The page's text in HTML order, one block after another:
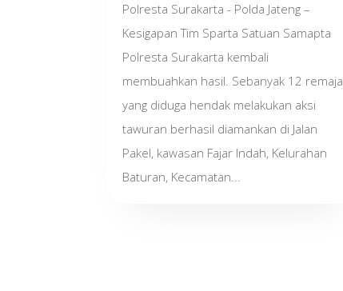
Polresta Surakarta - Polda Jateng –
Kesigapan Tim Sparta Satuan Samapta
Polresta Surakarta kembali
membuahkan hasil. Sebanyak 12 remaja
yang diduga hendak melakukan aksi
tawuran berhasil diamankan di Jalan
Pakel, kawasan Fajar Indah, Kelurahan
Baturan, Kecamatan...